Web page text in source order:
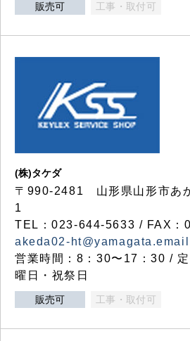
販売可 工事・取付可
(株)タケダ
〒990-2481 山形県山形市あ
1
TEL：023-644-5633 / FAX：
akeda02-
営業時間：8：30〜17：30 / 定
曜日・祝祭日
販売可 工事・取付可